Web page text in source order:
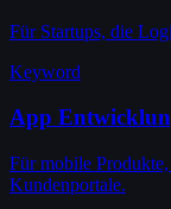
Für Startups, die
Keyword
App
Für mobile
Kundenportale.